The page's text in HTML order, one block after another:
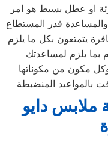
او عطل بسيط هو امر
يتمتعون بكل ما يلزم
بما يلزم لمساعدتك
مكون من مكوناتها
بالمواعيد المنضبطة
ملابس دايو